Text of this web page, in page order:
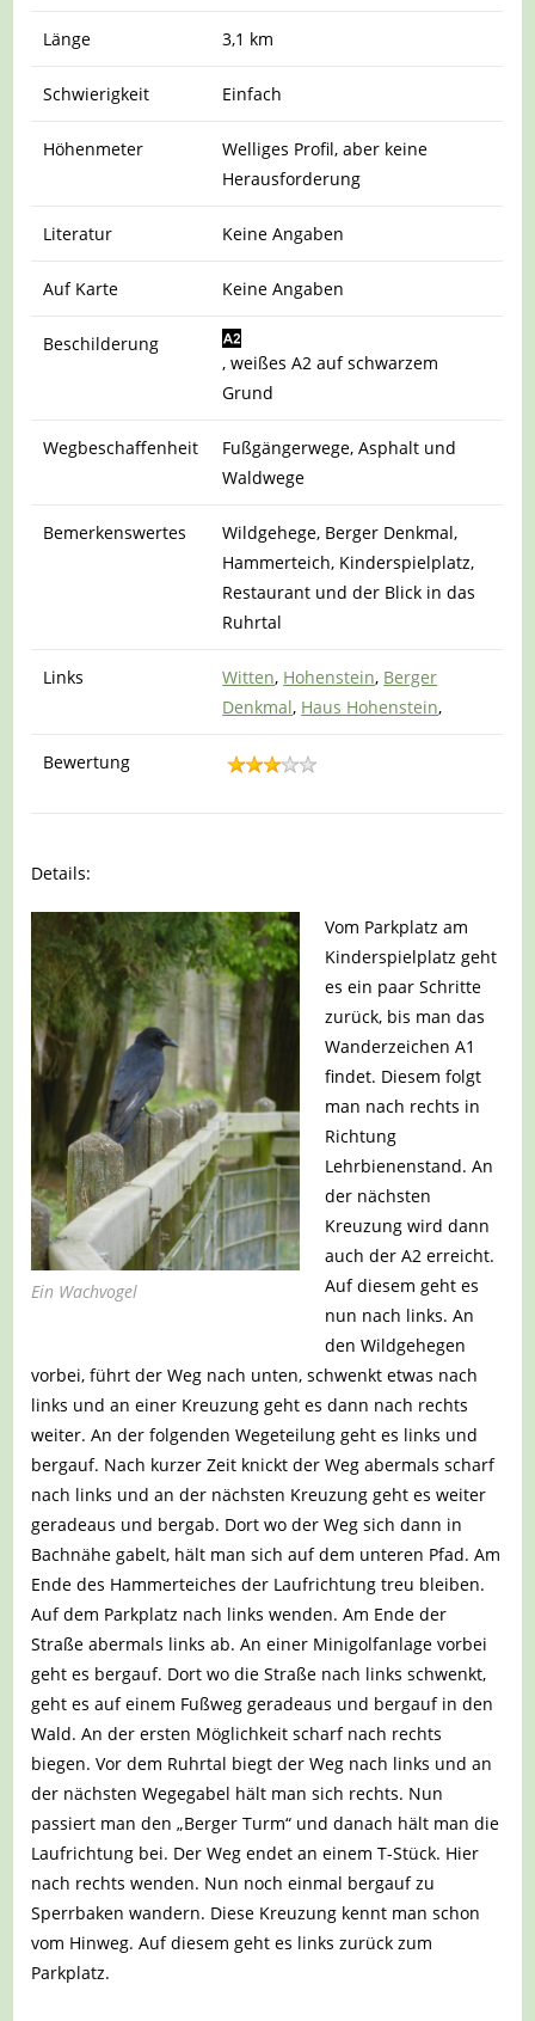
Länge 3,1 km
Schwierigkeit Einfach
Höhenmeter
Welliges Profil, aber keine
Herausforderung
Literatur Keine Angaben
Auf Karte Keine Angaben
Beschilderung
, weißes A2 auf schwarzem
Grund
Wegbeschaffenheit
Fußgängerwege, Asphalt und
Waldwege
Bemerkenswertes
Wildgehege, Berger Denkmal,
Hammerteich, Kinderspielplatz,
Restaurant und der Blick in das
Ruhrtal
Links Witten, Hohenstein, Berger
Denkmal, Haus Hohenstein,
Bewertung
Details:
Ein Wachvogel
Vom Parkplatz am
Kinderspielplatz geht
es ein paar Schritte
zurück, bis man das
Wanderzeichen A1
findet. Diesem folgt
man nach rechts in
Richtung
Lehrbienenstand. An
der nächsten
Kreuzung wird dann
auch der A2 erreicht.
Auf diesem geht es
nun nach links. An
den Wildgehegen
vorbei, führt der Weg nach unten, schwenkt etwas nach
links und an einer Kreuzung geht es dann nach rechts
weiter. An der folgenden Wegeteilung geht es links und
bergauf. Nach kurzer Zeit knickt der Weg abermals scharf
nach links und an der nächsten Kreuzung geht es weiter
geradeaus und bergab. Dort wo der Weg sich dann in
Bachnähe gabelt, hält man sich auf dem unteren Pfad. Am
Ende des Hammerteiches der Laufrichtung treu bleiben.
Auf dem Parkplatz nach links wenden. Am Ende der
Straße abermals links ab. An einer Minigolfanlage vorbei
geht es bergauf. Dort wo die Straße nach links schwenkt,
geht es auf einem Fußweg geradeaus und bergauf in den
Wald. An der ersten Möglichkeit scharf nach rechts
biegen. Vor dem Ruhrtal biegt der Weg nach links und an
der nächsten Wegegabel hält man sich rechts. Nun
passiert man den „Berger Turm“ und danach hält man die
Laufrichtung bei. Der Weg endet an einem T-Stück. Hier
nach rechts wenden. Nun noch einmal bergauf zu
Sperrbaken wandern. Diese Kreuzung kennt man schon
vom Hinweg. Auf diesem geht es links zurück zum
Parkplatz.